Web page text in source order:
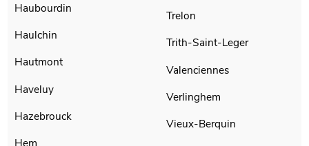
Haubourdin
Haulchin
Hautmont
Haveluy
Hazebrouck
Hem
Trelon
Trith-Saint-Leger
Valenciennes
Verlinghem
Vieux-Berquin